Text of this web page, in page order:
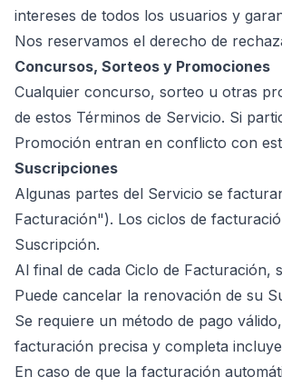
intereses de todos los usuarios y
Nos reservamos el derecho de
Concursos, Sorteos y Promociones
Cualquier concurso, sorteo u otras
de estos Términos de Servicio. Si
Promoción entran en conflicto con
Suscripciones
Algunas partes del Servicio se
Facturación"). Los ciclos de
Suscripción.
Al final de cada Ciclo de Facturación,
Puede cancelar la renovación de su
Se requiere un método de pago
facturación precisa y completa
En caso de que la facturación